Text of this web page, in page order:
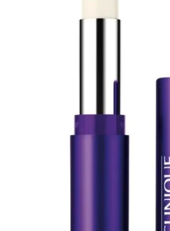
Palette
viso
Fondotinta
Fard/Blush
Illuminante